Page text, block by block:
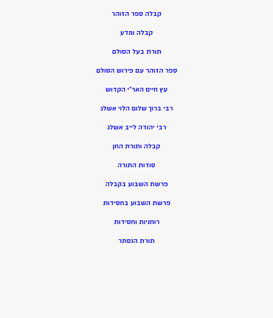
קבלה ספר הזוהר
קבלה ומדע
תורת בעל הסולם
ספר הזוהר עם פירוש הסולם
עץ חיים האר”י הקדוש
רבי ברוך שלום הלוי אשלג
רבי יהודה לייב אשלג
קבלה ותורת החן
סודות התורה
פרשת השבוע בקבלה
פרשת השבוע בחסידות
רוחניות וחסידות
תורת הנסתר